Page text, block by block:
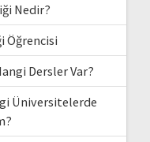
Nedir?
Öğrencisi
Dersler Var?
Üniversitelerde